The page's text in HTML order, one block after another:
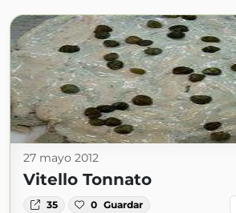
27 mayo 2012
Vitello Tonnato
35 0 Guardar